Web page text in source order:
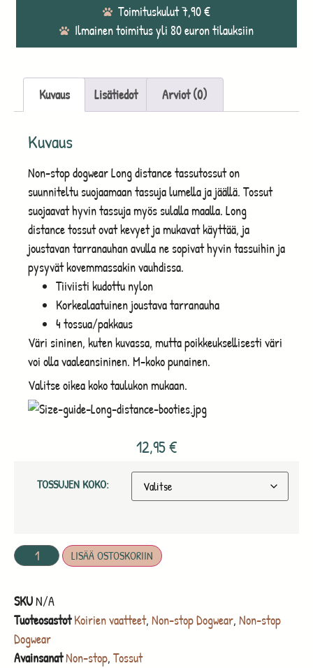
Toimituskulut 7,90 €
Ilmainen toimitus yli 80 euron tilauksiin
Kuvaus Lisätiedot Arviot (0)
Kuvaus
Non-stop dogwear Long distance tassutossut on
suunniteltu suojaamaan tassuja lumella ja jäällä. Tossut
suojaavat hyvin tassuja myös sulalla maalla. Long
distance tossut ovat kevyet ja mukavat käyttää, ja
joustavan tarranauhan avulla ne sopivat hyvin tassuihin ja
pysyvät kovemmassakin vauhdissa.
Tiiviisti kudottu nylon
Korkealaatuinen joustava tarranauha
4 tossua/pakkaus
Väri sininen, kuten kuvassa, mutta poikkeuksellisesti väri
voi olla vaaleansininen. M-koko punainen.
Valitse oikea koko taulukon mukaan.
12,95€
TOSSUJEN KOKO:
LISÄÄ OSTOSKORIIN
SKUN/A
Tuoteosastot Koirien vaatteet, Non-stop Dogwear, Non-stop
Dogwear
AvainsanatNon-stop, Tossut